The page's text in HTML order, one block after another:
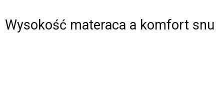
Wysokość materaca a komfort snu